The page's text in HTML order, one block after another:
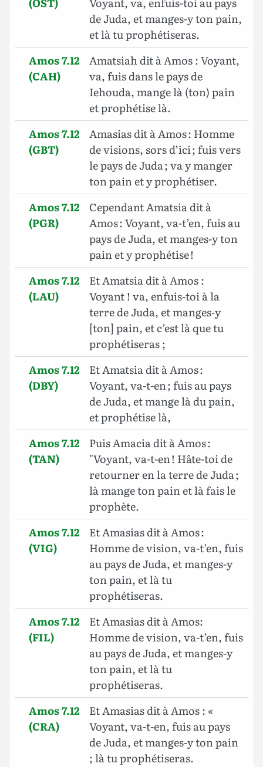
de Juda, et manges-y ton pain,
et là tu prophétiseras.
Amos 7.12
(CAH)
Amatsiah dit à Amos : Voyant,
va, fuis dans le pays de
Iehouda, mange là (ton) pain
et prophétise là.
Amos 7.12
(GBT)
Amasias dit à Amos : Homme
de visions, sors d’ici ; fuis vers
le pays de Juda ; va y manger
ton pain et y prophétiser.
Amos 7.12
(PGR)
Cependant Amatsia dit à
Amos : Voyant, va-t’en, fuis au
pays de Juda, et manges-y ton
pain et y prophétise !
Amos 7.12
(LAU)
Et Amatsia dit à Amos :
Voyant ! va, enfuis-toi à la
terre de Juda, et manges-y
[ton] pain, et c’est là que tu
prophétiseras ;
Amos 7.12
(DBY)
Et Amatsia dit à Amos :
Voyant, va-t-en ; fuis au pays
de Juda, et mange là du pain,
et prophétise là,
Amos 7.12
(TAN)
Puis Amacia dit à Amos :
"Voyant, va-t-en ! Hâte-toi de
retourner en la terre de Juda ;
là mange ton pain et là fais le
prophète.
Amos 7.12
(VIG)
Et Amasias dit à Amos :
Homme de vision, va-t’en, fuis
au pays de Juda, et manges-y
ton pain, et là tu
prophétiseras.
Amos 7.12
(FIL)
Et Amasias dit à Amos:
Homme de vision, va-t’en, fuis
au pays de Juda, et manges-y
ton pain, et là tu
prophétiseras.
Amos 7.12
(CRA)
Et Amasias dit à Amos : «
Voyant, va-t-en, fuis au pays
de Juda, et manges-y ton pain
; là tu prophétiseras.